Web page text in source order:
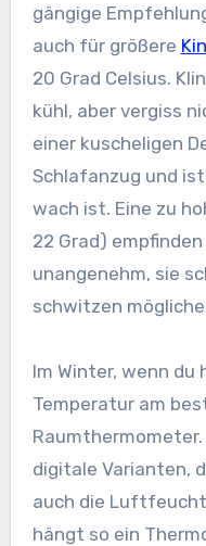
gängige
auch für größere
20 Grad Celsius.
kühl, aber vergiss
einer kuscheligen
Schlafanzug und
wach ist. Eine zu
22 Grad)
unangenehm, sie
schwitzen
Im Winter, wenn
Temperatur am
digitale Varianten,
auch die
hängt so ein